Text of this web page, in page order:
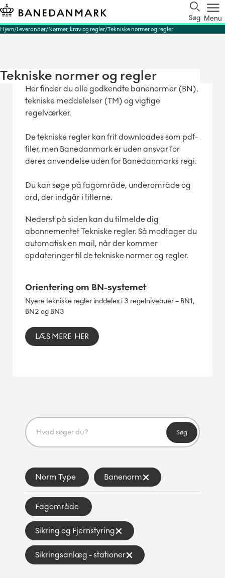
Søg Menu
Hjem Leverandør Normer, krav og regler Tekniske normer og regler
Tekniske normer og regler
Her finder du alle godkendte banenormer (BN),
tekniske meddelelser (TM) og vigtige
regelværker.
De tekniske regler kan frit downloades som pdf-
filer, men Banedanmark er uden ansvar for
deres anvendelse uden for Banedanmarks regi.
Du kan søge på fagområde, underområde og
ord, der indgår i titlerne.
Nederst på siden kan du tilmelde dig
abonnementet Tekniske regler. Så modtager du
automatisk en mail, når der kommer
opdateringer til de tekniske normer og regler.
Orientering om BN-systemet
Nyere tekniske regler inddeles i 3 regelniveauer – BN1,
BN2 og BN3
LÆS MERE HER
Søg
Norm Type Banenorm
Fagområde
Sikring og Fjernstyring
Sikringsanlæg - stationer